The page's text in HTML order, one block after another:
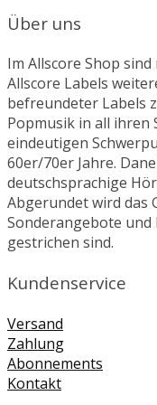
Über uns
Im Allscore Shop
Allscore Labels
befreundeter Labels
Popmusik in all ihren
eindeutigen
60er/70er Jahre.
deutschsprachige
Abgerundet wird das
Sonderangebote und
gestrichen sind.
Kundenservice
Versand
Zahlung
Abonnements
Kontakt